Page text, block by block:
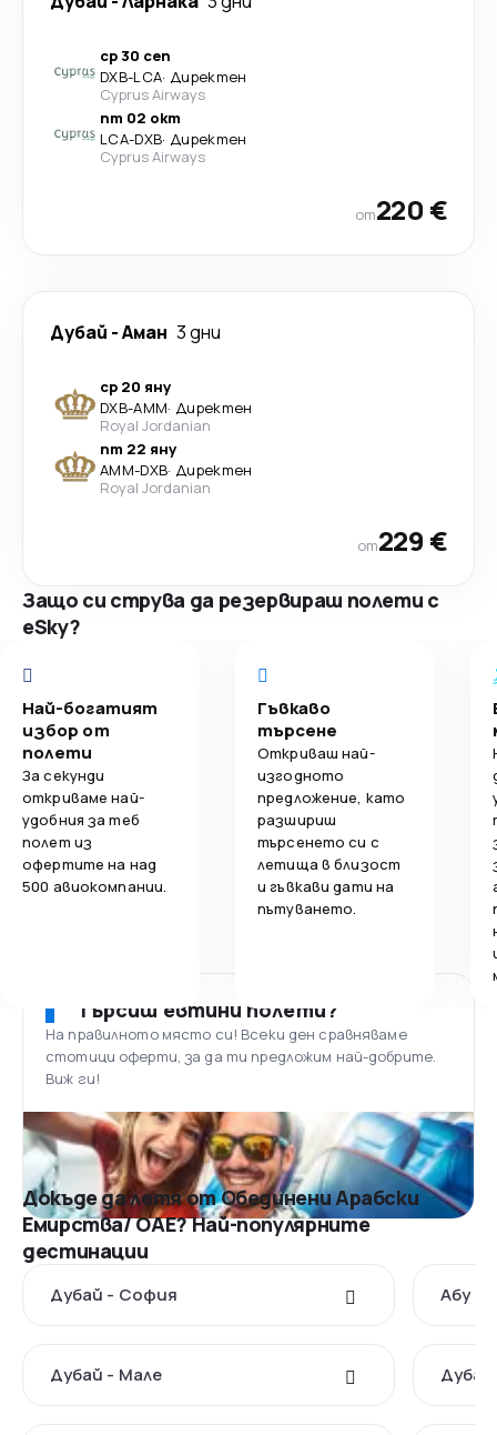
ср 30 сеп
DXB-LCA· Директен
Cyprus Airways
пт 02 окт
LCA-DXB· Директен
Cyprus Airways
от220 €
Дубай -Аман 3 дни
ср 20 яну
DXB-AMM· Директен
Royal Jordanian
пт 22 яну
AMM-DXB· Директен
Royal Jordanian
от229 €
Защо си струва да резервираш полети с
eSky?
Най-богатият
избор от
полети
За секунди
откриваме най-
удобния за теб
полет из
офертите на над
500 авиокомпании.
Гъвкаво
търсене
Откриваш най-
изгодното
предложение, като
разшириш
търсенето си с
летища в близост
и гъвкави дати на
пътуването.
Търсиш евтини полети?
На правилното място си! Всеки ден сравняваме
стотици оферти, за да ти предложим най-добрите.
Виж ги!
Докъде да летя от Обединени Арабски
Емирства/ ОАЕ? Най-популярните
дестинации
Дубай - София Абу
Дубай - Мале